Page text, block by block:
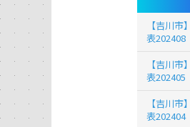
【吉川
表202408
【吉川
表202405
【吉川
表202404